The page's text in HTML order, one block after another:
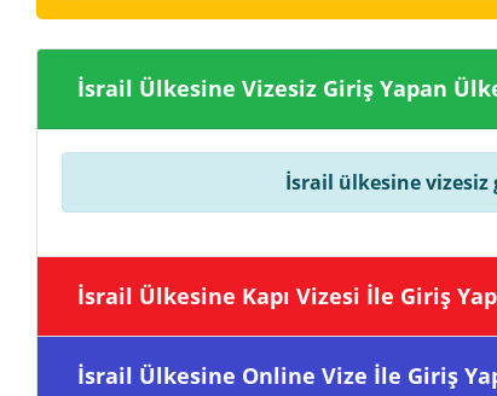
İsrail Ülkesine Vizesiz Giriş Yapan
İsrail ülkesine
İsrail Ülkesine Kapı Vizesi İle Giriş
İsrail Ülkesine Online Vize İle Giriş